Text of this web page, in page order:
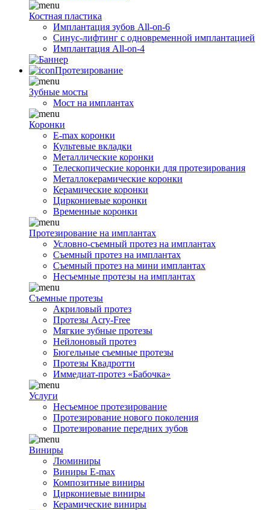
Костная пластика
Имплантация зубов All-on-6
Синус-лифтинг с одновременной имплантацией
Имплантация All-on-4
Протезирование
Зубные мосты
Мост на имплантах
Коронки
E-max коронки
Культевые вкладки
Металлические коронки
Телескопические коронки для протезирования
Металлокерамические коронки
Керамические коронки
Циркониевые коронки
Временные коронки
Протезирование на имплантах
Условно-съемный протез на имплантах
Съемный протез на имплантах
Съемный протез на мини имплантах
Несъемные протезы на имплантах
Съемные протезы
Акриловый протез
Протезы Acry-Free
Мягкие зубные протезы
Нейлоновый протез
Бюгельные съемные протезы
Протезы Квадротти
Иммедиат-протез «Бабочка»
Услуги
Несъемное протезирование
Протезирование нового поколения
Протезирование передних зубов
Виниры
Люминиры
Виниры E-max
Композитные виниры
Циркониевые виниры
Керамические виниры